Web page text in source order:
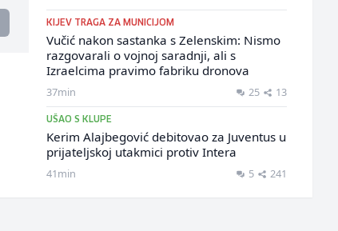
KIJEV TRAGA ZA MUNICIJOM
Vučić nakon sastanka s Zelenskim: Nismo
razgovarali o vojnoj saradnji, ali s
Izraelcima pravimo fabriku dronova
37min 25 13
UŠAO S KLUPE
Kerim Alajbegović debitovao za Juventus u
prijateljskoj utakmici protiv Intera
41min 5 241